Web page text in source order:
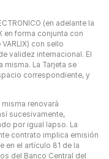
(en adelante la
en forma conjunta con
con sello
validez internacional. El
misma. La Tarjeta se
correspondiente, y
renovará
sucesivamente,
por igual lapso. La
contrato implica emisión
en el artículo 81 de la
del Banco Central del